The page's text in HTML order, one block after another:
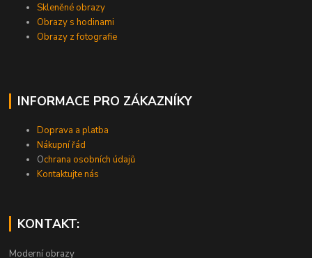
Skleněné obrazy
Obrazy s hodinami
Obrazy z fotografie
INFORMACE PRO ZÁKAZNÍKY
Doprava a platba
Nákupní řád
Ochrana osobních údajů
Kontaktujte nás
KONTAKT:
Moderní obrazy